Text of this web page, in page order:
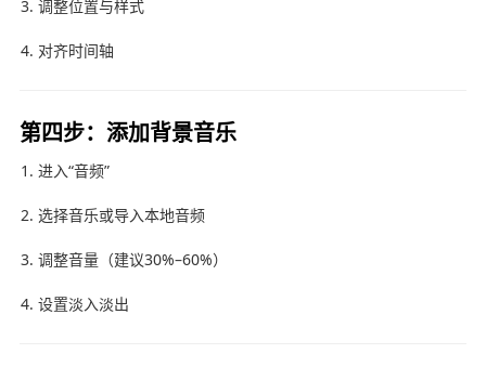
调整位置与样式
对齐时间轴
第四步：添加背景音乐
进入“音频”
选择音乐或导入本地音频
调整音量（建议30%–60%）
设置淡入淡出